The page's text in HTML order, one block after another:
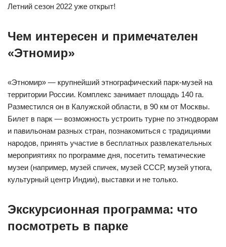
Летний сезон 2022 уже открыт!
Чем интересен и примечателен
«Этномир»
«Этномир» — крупнейший этнографический парк-музей на
территории России. Комплекс занимает площадь 140 га.
Разместился он в Калужской области, в 90 км от Москвы.
Билет в парк — возможность устроить турне по этнодворам
и павильонам разных стран, познакомиться с традициями
народов, принять участие в бесплатных развлекательных
мероприятиях по программе дня, посетить тематические
музеи (например, музей спичек, музей СССР, музей утюга,
культурный центр Индии), выставки и не только.
Экскурсионная программа: что
посмотреть в парке